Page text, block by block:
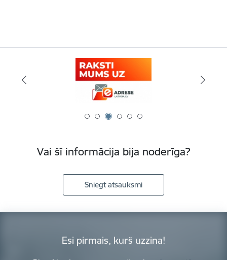
Vai šī informācija bija noderīga?
Sniegt atsauksmi
Esi pirmais, kurš uzzina!